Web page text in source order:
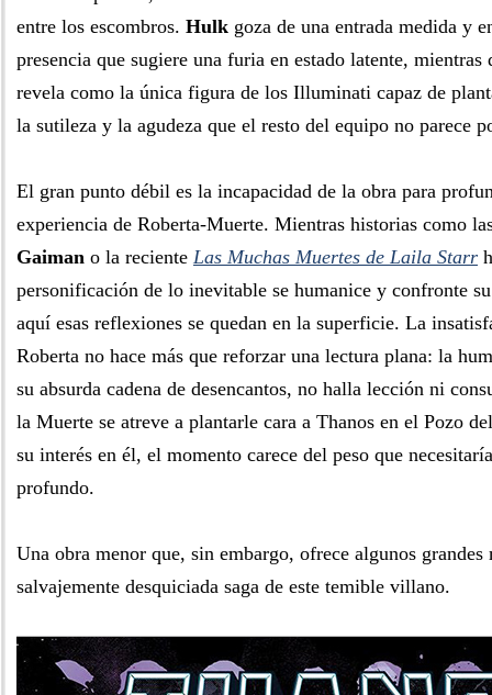
entre los escombros. Hulk goza de una entrada medida y
presencia que sugiere una furia en estado latente, mientras
revela como la única figura de los Illuminati capaz de
la sutileza y la agudeza que el resto del equipo no parece
El gran punto débil es la incapacidad de la obra para
experiencia de Roberta-Muerte. Mientras historias como
Gaiman o la reciente Las Muchas Muertes de Laila Starr
personificación de lo inevitable se humanice y confronte
aquí esas reflexiones se quedan en la superficie. La
Roberta no hace más que reforzar una lectura plana: la
su absurda cadena de desencantos, no halla lección ni
la Muerte se atreve a plantarle cara a Thanos en el Pozo
su interés en él, el momento carece del peso que
profundo.
Una obra menor que, sin embargo, ofrece algunos grandes
salvajemente desquiciada saga de este temible villano.